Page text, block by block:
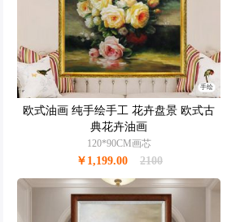
手绘
欧式油画 纯手绘手工 花卉盘景 欧式古
典花卉油画
120*90CM画芯
￥1,199.00 2100